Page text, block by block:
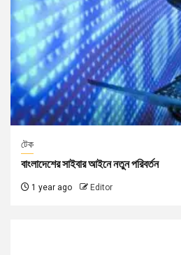
টেক
বাংলাদেশের সাইবার আইনে নতুন পরিবর্তন
1 year ago Editor